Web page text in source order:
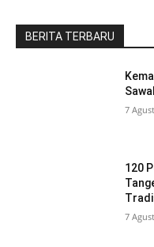
BERITA TERBARU
7
120
7